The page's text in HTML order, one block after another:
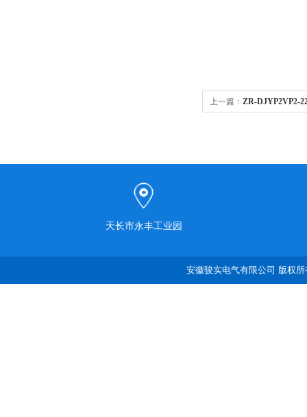
上一篇： ZR-DJYP2VP2-
天长市永丰工业园
安徽骏实电气有限公司 版权